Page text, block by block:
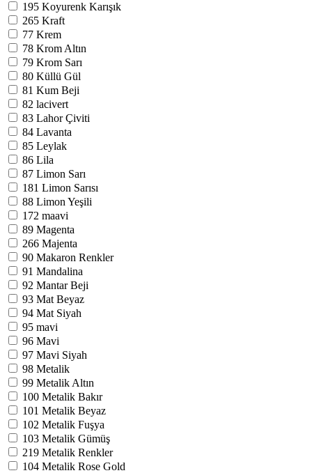
195 Koyurenk Karışık
265 Kraft
77 Krem
78 Krom Altın
79 Krom Sarı
80 Küllü Gül
81 Kum Beji
82 lacivert
83 Lahor Çiviti
84 Lavanta
85 Leylak
86 Lila
87 Limon Sarı
181 Limon Sarısı
88 Limon Yeşili
172 maavi
89 Magenta
266 Majenta
90 Makaron Renkler
91 Mandalina
92 Mantar Beji
93 Mat Beyaz
94 Mat Siyah
95 mavi
96 Mavi
97 Mavi Siyah
98 Metalik
99 Metalik Altın
100 Metalik Bakır
101 Metalik Beyaz
102 Metalik Fuşya
103 Metalik Gümüş
219 Metalik Renkler
104 Metalik Rose Gold